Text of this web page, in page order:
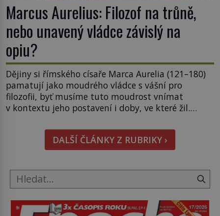
Marcus Aurelius: Filozof na trůně,
nebo unavený vládce závislý na
opiu?
Dějiny si římského císaře Marca Aurelia (121–180)
pamatují jako moudrého vládce s vášní pro
filozofii, byť musíme tuto moudrost vnímat
v kontextu jeho postavení i doby, ve které žil.
pravdu na padrť a prohlásit, že to byl jen životem
unavený a drogou ovládaný muž? Marcus Aurelius
byl zastáncem stoicismu, učení, […]
DALŠÍ ČLÁNKY Z RUBRIKY ›